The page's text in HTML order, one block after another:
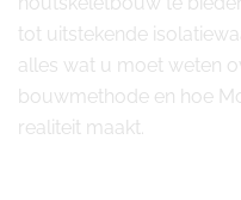
tot uitstekende
alles wat u moet weten
bouwmethode en hoe
realiteit maakt.